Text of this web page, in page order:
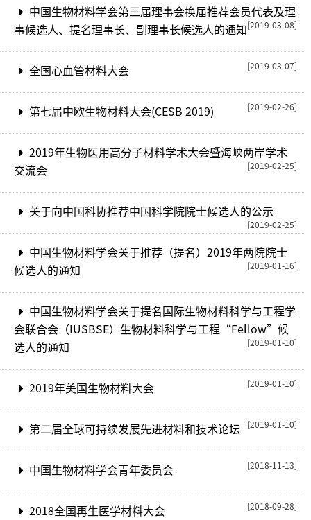
中国生物材料学会第三届理事会换届推荐会员代表及理
事候选人、提名理事长、副理事长候选人的通知 [2019-03-08]
全国心血管材料大会 [2019-03-07]
第七届中欧生物材料大会(CESB 2019) [2019-02-26]
2019年生物医用高分子材料学术大会暨海峡两岸学术
交流会
[2019-02-25]
关于向中国科协推荐中国科学院院士候选人的公示
[2019-02-25]
中国生物材料学会关于推荐（提名）2019年两院院士
候选人的通知
[2019-01-16]
中国生物材料学会关于提名国际生物材料科学与工程学
会联合会（IUSBSE）生物材料科学与工程“Fellow”候
选人的通知
[2019-01-10]
2019年美国生物材料大会 [2019-01-10]
第二届全球可持续发展先进材料和技术论坛 [2019-01-10]
中国生物材料学会青年委员会 [2018-11-13]
2018全国再生医学材料大会 [2018-09-28]